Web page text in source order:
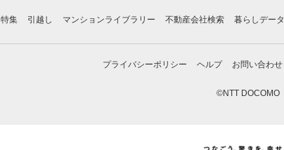
特集 引越し マンションライブラリー 不動産会社検索 暮らしデータ
プライバシーポリシー ヘルプ お問い合わせ
©NTT DOCOMO